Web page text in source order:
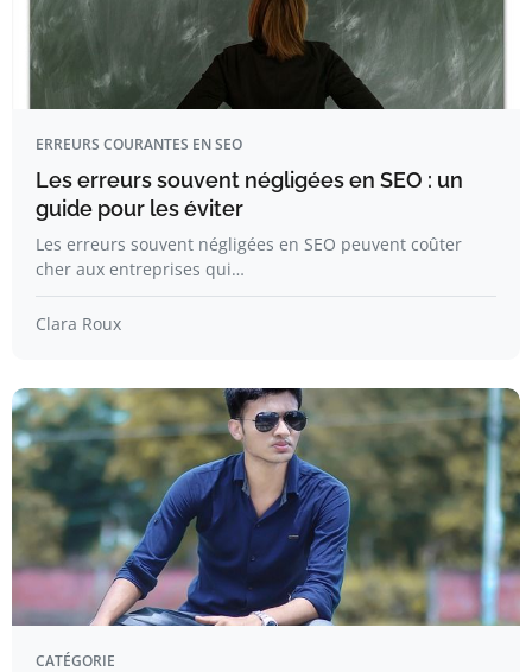
ERREURS COURANTES EN SEO
Les erreurs souvent négligées en SEO : un
guide pour les éviter
Les erreurs souvent négligées en SEO peuvent coûter
cher aux entreprises qui…
Clara Roux
CATÉGORIE